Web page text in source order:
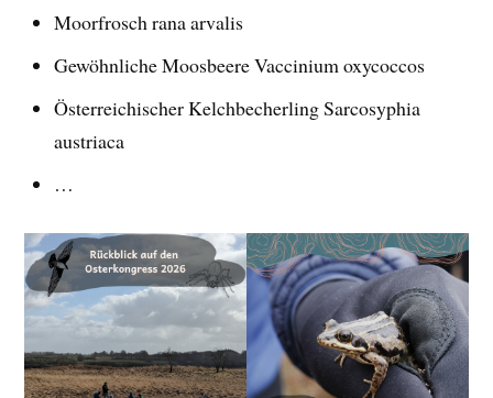
Moorfrosch rana arvalis
Gewöhnliche Moosbeere Vaccinium oxycoccos
Österreichischer Kelchbecherling Sarcosyphia
austriaca
…